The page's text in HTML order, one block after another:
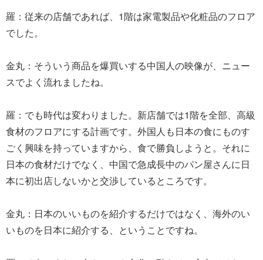
羅：従来の店舗であれば、1階は家電製品や化粧品のフロア
でした。
金丸：そういう商品を爆買いする中国人の映像が、ニュー
スでよく流れましたね。
羅：でも時代は変わりました。新店舗では1階を全部、高級
食材のフロアにする計画です。外国人も日本の食にものす
ごく興味を持っていますから、食で勝負しようと。それに
日本の食材だけでなく、中国で急成長中のパン屋さんに日
本に初出店しないかと交渉しているところです。
金丸：日本のいいものを紹介するだけではなく、海外のい
いものを日本に紹介する、ということですね。